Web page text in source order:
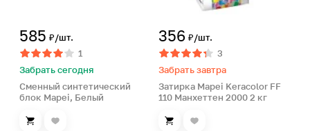
585 ₽/шт.
1
Забрать сегодня
Сменный синтетический
блок Mapei, Белый
356 ₽/шт.
3
Забрать завтра
Затирка Mapei Keracolor FF
110 Манхеттен 2000 2 кг